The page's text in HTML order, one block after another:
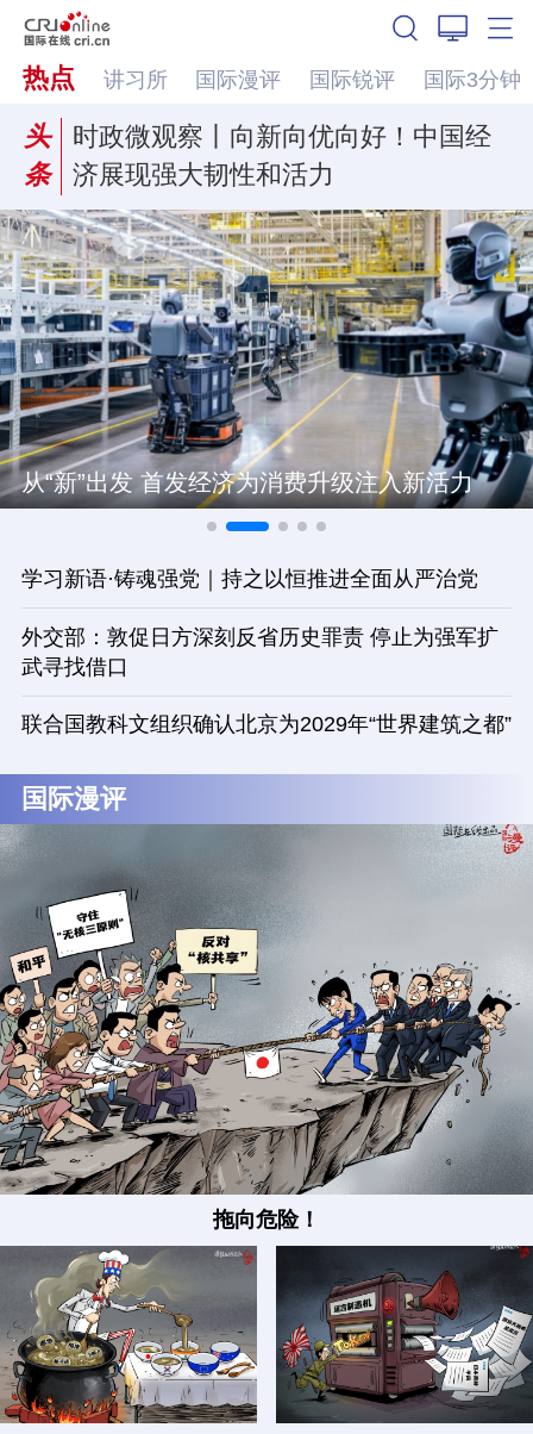
热点 讲习所 国际漫评 国际锐评 国际3分钟
头
条
时政微观察丨向新向优向好！中国经
济展现强大韧性和活力
从“新”出发 首发经济为消费升级注入新活力
学习新语·铸魂强党｜持之以恒推进全面从严治党
外交部：敦促日方深刻反省历史罪责 停止为强军扩
武寻找借口
联合国教科文组织确认北京为2029年“世界建筑之都”
国际漫评
拖向危险！